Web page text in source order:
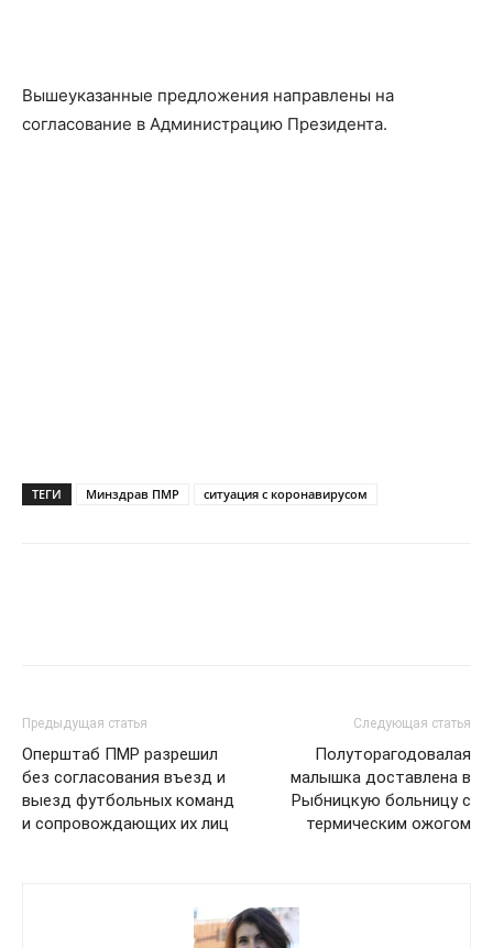
Вышеуказанные предложения направлены на
согласование в Администрацию Президента.
ТЕГИ Минздрав ПМР ситуация с коронавирусом
Предыдущая статья
Оперштаб ПМР разрешил
без согласования въезд и
выезд футбольных команд
и сопровождающих их лиц
Следующая статья
Полуторагодовалая
малышка доставлена в
Рыбницкую больницу с
термическим ожогом